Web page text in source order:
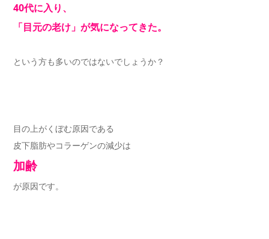
40代に入り、
「目元の老け」が気になってきた。
という方も多いのではないでしょうか？
目の上がくぼむ原因である
皮下脂肪やコラーゲンの減少は
加齢
が原因です。